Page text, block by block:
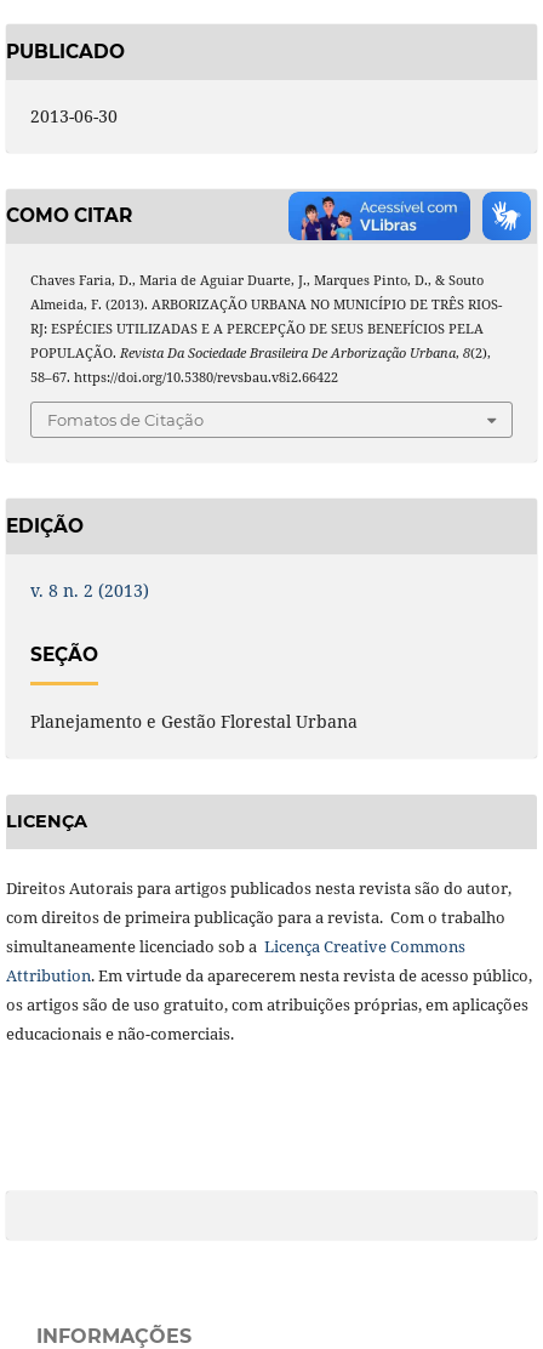
PUBLICADO
2013-06-30
COMO CITAR
Chaves Faria, D., Maria de Aguiar Duarte, J., Marques Pinto, D., & Souto
Almeida, F. (2013). ARBORIZAÇÃO URBANA NO MUNICÍPIO DE TRÊS RIOS-
RJ: ESPÉCIES UTILIZADAS E A PERCEPÇÃO DE SEUS BENEFÍCIOS PELA
POPULAÇÃO. Revista Da Sociedade Brasileira De Arborização Urbana, 8(2),
58–67. https://doi.org/10.5380/revsbau.v8i2.66422
Fomatos de Citação
EDIÇÃO
v. 8 n. 2 (2013)
SEÇÃO
Planejamento e Gestão Florestal Urbana
LICENÇA
Direitos Autorais para artigos publicados nesta revista são do autor,
com direitos de primeira publicação para a revista. Com o trabalho
simultaneamente licenciado sob a Licença Creative Commons
Attribution. Em virtude da aparecerem nesta revista de acesso público,
os artigos são de uso gratuito, com atribuições próprias, em aplicações
educacionais e não-comerciais.
INFORMAÇÕES